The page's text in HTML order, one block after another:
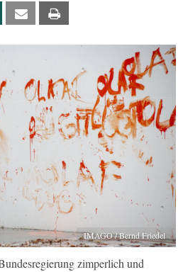
Xing Email
IMAGO / Bernd Friedel
zimperlich und